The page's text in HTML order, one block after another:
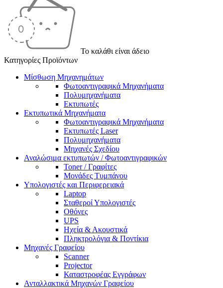
Το καλάθι είναι άδειο
Κατηγορίες Προϊόντων
Μίσθωση Μηχανημάτων
Φωτοαντιγραφικά Μηχανήματα
Πολυμηχανήματα
Εκτυπωτές
Εκτυπωτικά Μηχανήματα
Φωτοαντιγραφικά Μηχανήματα
Εκτυπωτές Laser
Πολυμηχανήματα
Μηχανές Σχεδίου
Αναλώσιμα εκτυπωτών / Φωτοαντιγραφικών
Toner / Γραφίτες
Μονάδες Τυμπάνου
Υπολογιστές και Περιφερειακά
Laptop
Σταθεροί Υπολογιστές
Οθόνες
UPS
Ηχεία & Ακουστικά
Πληκτρολόγια & Ποντίκια
Μηχανές Γραφείου
Scanner
Projector
Καταστροφέας Εγγράφων
Ανταλλακτικά Μηχανών Γραφείου